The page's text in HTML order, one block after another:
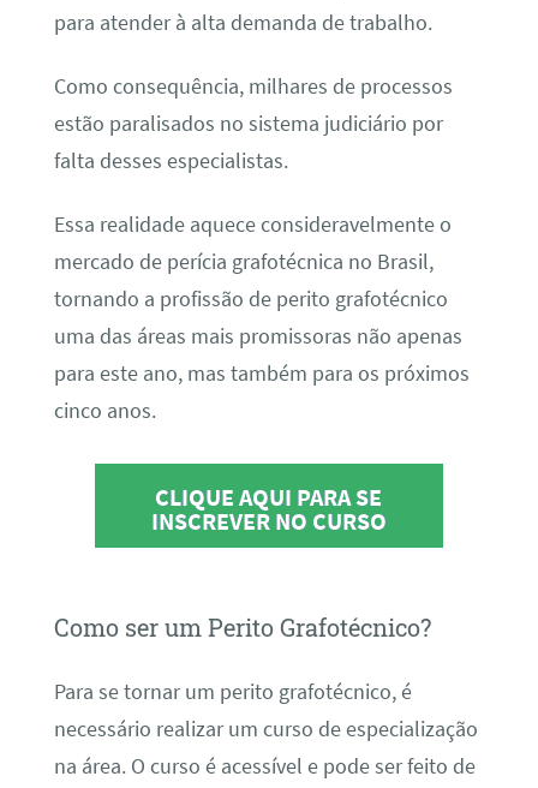
para atender à alta demanda de trabalho.
Como consequência, milhares de processos
estão paralisados no sistema judiciário por
falta desses especialistas.
Essa realidade aquece consideravelmente o
mercado de perícia grafotécnica no Brasil,
tornando a profissão de perito grafotécnico
uma das áreas mais promissoras não apenas
para este ano, mas também para os próximos
cinco anos.
CLIQUE AQUI PARA SE
INSCREVER NO CURSO
Como ser um Perito Grafotécnico?
Para se tornar um perito grafotécnico, é
necessário realizar um curso de especialização
na área. O curso é acessível e pode ser feito de